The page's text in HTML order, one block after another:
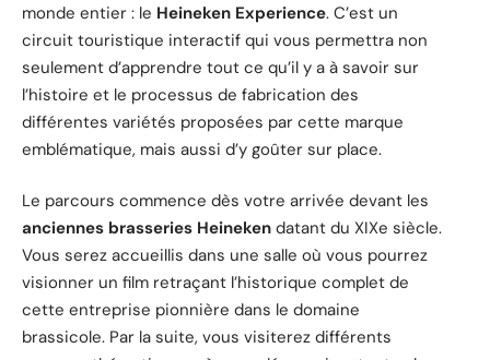
monde entier : le Heineken Experience. C’est un
circuit touristique interactif qui vous permettra non
seulement d’apprendre tout ce qu’il y a à savoir sur
l’histoire et le processus de fabrication des
différentes variétés proposées par cette marque
emblématique, mais aussi d’y goûter sur place.
Le parcours commence dès votre arrivée devant les
anciennes brasseries Heineken datant du XIXe siècle.
Vous serez accueillis dans une salle où vous pourrez
visionner un film retraçant l’historique complet de
cette entreprise pionnière dans le domaine
brassicole. Par la suite, vous visiterez différents